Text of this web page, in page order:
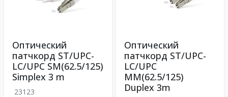
Оптический
патчкорд ST/UPC-
LC/UPC SM(62.5/125)
Simplex 3 m
23123
Оптический
патчкорд ST/UPC-
LC/UPC
MM(62.5/125)
Duplex 3m